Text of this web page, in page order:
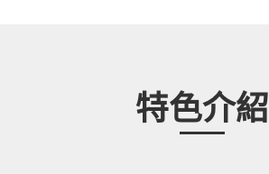
特色介紹